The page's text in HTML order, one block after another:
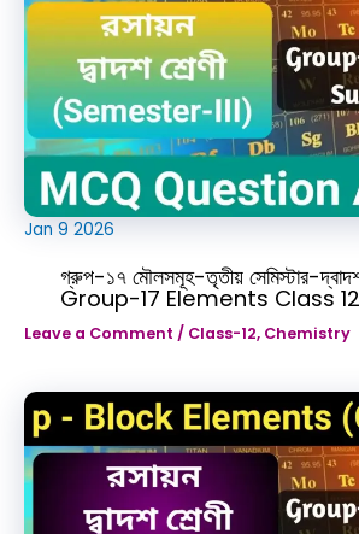
Jan 9 2026
গ্রুপ-১৭ মৌলসমূহ-তৃতীয় সেমিস্টার-
Group-17 Elements Class
Leave a Comment / Class-12, Chemistry